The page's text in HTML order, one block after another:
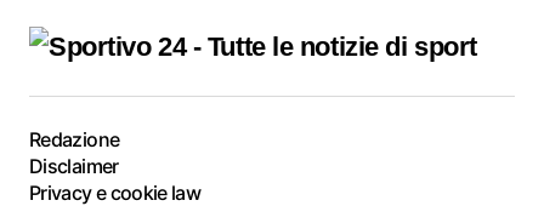
Redazione
Disclaimer
Privacy e cookie law